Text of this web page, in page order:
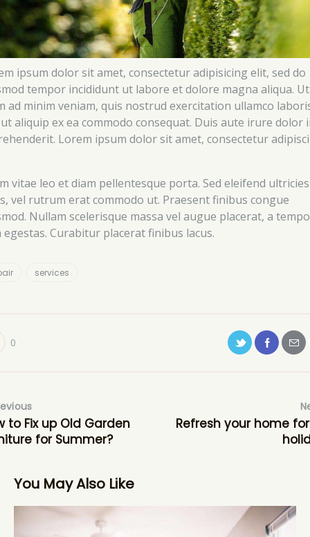
ipsum dolor sit amet, consectetur adipisicing elit, sed do
tempor incididunt ut labore et dolore magna aliqua. Ut
ad minim veniam, quis nostrud exercitation ullamco
aliquip ex ea commodo consequat. Duis aute irure dolor
Lorem ipsum dolor sit amet, consectetur
vitae leo et diam pellentesque porta. Sed eleifend ultricies
vel rutrum erat commodo ut. Praesent finibus congue
Nullam scelerisque massa vel augue placerat, a
egestas. Curabitur placerat finibus lacus.
services
0
to Fix up Old Garden
for Summer?
Refresh your home
You May Also Like